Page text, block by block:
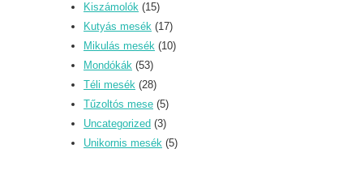
Kiszámolók (15)
Kutyás mesék (17)
Mikulás mesék (10)
Mondókák (53)
Téli mesék (28)
Tűzoltós mese (5)
Uncategorized (3)
Unikornis mesék (5)